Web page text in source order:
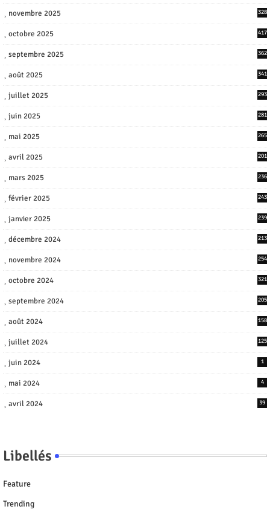
novembre 2025 328
octobre 2025 417
septembre 2025 362
août 2025 341
juillet 2025 293
juin 2025 281
mai 2025 265
avril 2025 201
mars 2025 236
février 2025 243
janvier 2025 239
décembre 2024 213
novembre 2024 254
octobre 2024 321
septembre 2024 205
août 2024 158
juillet 2024 125
juin 2024 1
mai 2024 4
avril 2024 39
Libellés
Feature
Trending